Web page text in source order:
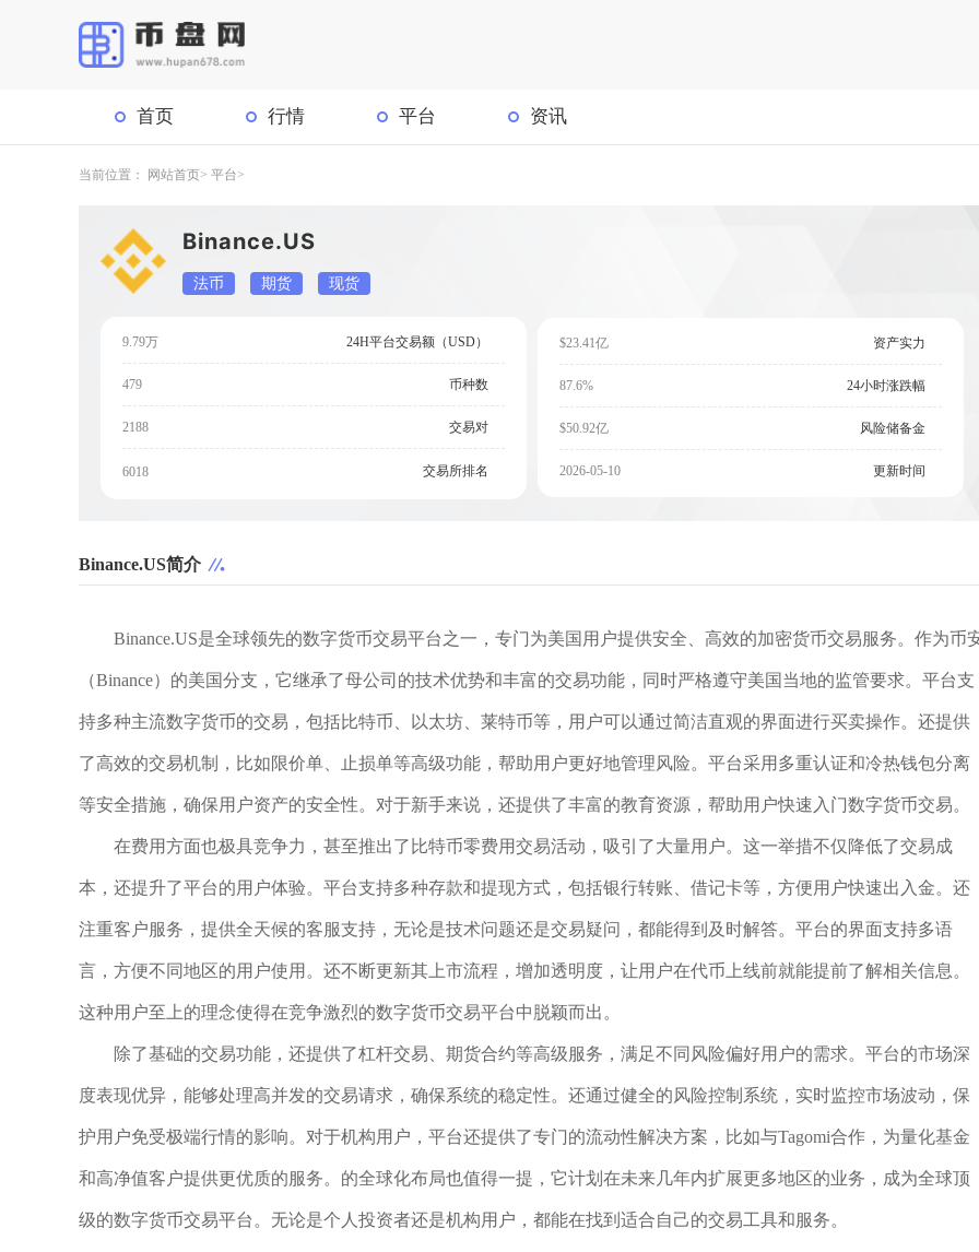
首页 行情 平台 资讯
当前位置： 网站首页 平台
Binance.US
法币 期货 现货
9.79万 24H平台交易额（USD）
479 币种数
2188 交易对
6018 交易所排名
$23.41亿 资产实力
87.6% 24小时涨跌幅
$50.92亿 风险储备金
2026-05-10 更新时间
Binance.US简介
Binance.US是全球领先的数字货币交易平台之一，专门为美国用户提供安全、高效的加密货币交易服务。作为币
（Binance）的美国分支，它继承了母公司的技术优势和丰富的交易功能，同时严格遵守美国当地的监管要求。平台支
持多种主流数字货币的交易，包括比特币、以太坊、莱特币等，用户可以通过简洁直观的界面进行买卖操作。还提供
了高效的交易机制，比如限价单、止损单等高级功能，帮助用户更好地管理风险。平台采用多重认证和冷热钱包分离
等安全措施，确保用户资产的安全性。对于新手来说，还提供了丰富的教育资源，帮助用户快速入门数字货币交易。
在费用方面也极具竞争力，甚至推出了比特币零费用交易活动，吸引了大量用户。这一举措不仅降低了交易成
本，还提升了平台的用户体验。平台支持多种存款和提现方式，包括银行转账、借记卡等，方便用户快速出入金。还
注重客户服务，提供全天候的客服支持，无论是技术问题还是交易疑问，都能得到及时解答。平台的界面支持多语
言，方便不同地区的用户使用。还不断更新其上市流程，增加透明度，让用户在代币上线前就能提前了解相关信息。
这种用户至上的理念使得在竞争激烈的数字货币交易平台中脱颖而出。
除了基础的交易功能，还提供了杠杆交易、期货合约等高级服务，满足不同风险偏好用户的需求。平台的市场深
度表现优异，能够处理高并发的交易请求，确保系统的稳定性。还通过健全的风险控制系统，实时监控市场波动，保
护用户免受极端行情的影响。对于机构用户，平台还提供了专门的流动性解决方案，比如与Tagomi合作，为量化基金
和高净值客户提供更优质的服务。的全球化布局也值得一提，它计划在未来几年内扩展更多地区的业务，成为全球顶
级的数字货币交易平台。无论是个人投资者还是机构用户，都能在找到适合自己的交易工具和服务。